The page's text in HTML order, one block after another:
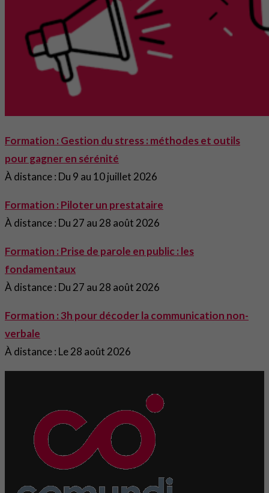
Formation : Gestion du stress : méthodes et outils
pour gagner en sérénité
À distance : Du 9 au 10 juillet 2026
Formation : Piloter un prestataire
À distance : Du 27 au 28 août 2026
Formation : Prise de parole en public : les
fondamentaux
À distance : Du 27 au 28 août 2026
Formation : 3h pour décoder la communication non-
verbale
À distance : Le 28 août 2026